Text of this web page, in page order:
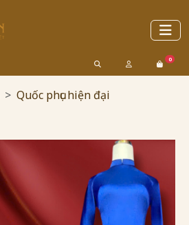
0
Quốc phục hiện đại